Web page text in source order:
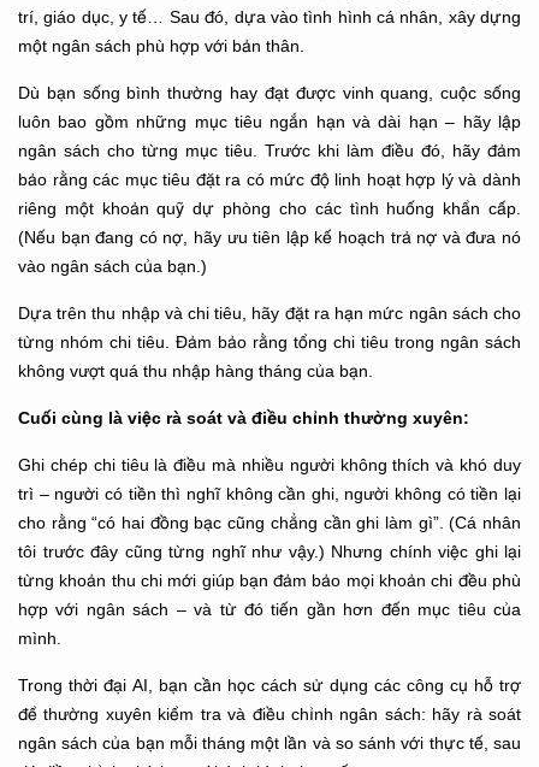
trí, giáo dục, y tế… Sau đó, dựa vào tình hình cá nhân, xây dựng
một ngân sách phù hợp với bản thân.
Dù bạn sống bình thường hay đạt được vinh quang, cuộc sống
luôn bao gồm những mục tiêu ngắn hạn và dài hạn – hãy lập
ngân sách cho từng mục tiêu. Trước khi làm điều đó, hãy đảm
bảo rằng các mục tiêu đặt ra có mức độ linh hoạt hợp lý và dành
riêng một khoản quỹ dự phòng cho các tình huống khẩn cấp.
(Nếu bạn đang có nợ, hãy ưu tiên lập kế hoạch trả nợ và đưa nó
vào ngân sách của bạn.)
Dựa trên thu nhập và chi tiêu, hãy đặt ra hạn mức ngân sách cho
từng nhóm chi tiêu. Đảm bảo rằng tổng chi tiêu trong ngân sách
không vượt quá thu nhập hàng tháng của bạn.
Cuối cùng là việc rà soát và điều chỉnh thường xuyên:
Ghi chép chi tiêu là điều mà nhiều người không thích và khó duy
trì – người có tiền thì nghĩ không cần ghi, người không có tiền lại
cho rằng “có hai đồng bạc cũng chẳng cần ghi làm gì”. (Cá nhân
tôi trước đây cũng từng nghĩ như vậy.) Nhưng chính việc ghi lại
từng khoản thu chi mới giúp bạn đảm bảo mọi khoản chi đều phù
hợp với ngân sách – và từ đó tiến gần hơn đến mục tiêu của
mình.
Trong thời đại AI, bạn cần học cách sử dụng các công cụ hỗ trợ
để thường xuyên kiểm tra và điều chỉnh ngân sách: hãy rà soát
ngân sách của bạn mỗi tháng một lần và so sánh với thực tế, sau